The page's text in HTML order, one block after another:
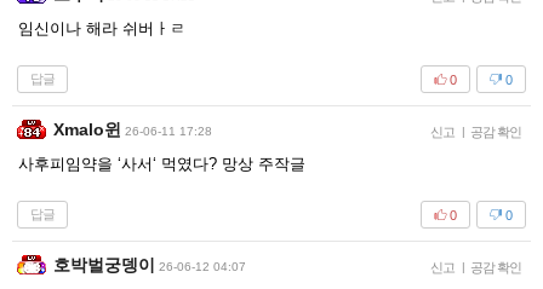
임신이나 해라 쉬버ㅏㄹ
답글 0
0
Xmalo윈 26-06-11 17:28 신고 | 공감 확인
사후피임약을 ‘사서‘ 먹였다? 망상 주작글
답글 0
0
호박벌궁뎅이 26-06-12 04:07 신고 | 공감 확인